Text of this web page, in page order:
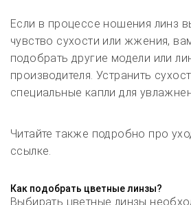
Если в процессе ношения линз
чувство сухости или жжения,
подобрать другие модели или
производителя. Устранить
специальные капли для
Читайте также подробно про
ссылке.
Как подобрать цветные линзы?
Выбирать цветные линзы